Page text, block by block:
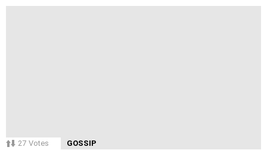
27 Votes GOSSIP